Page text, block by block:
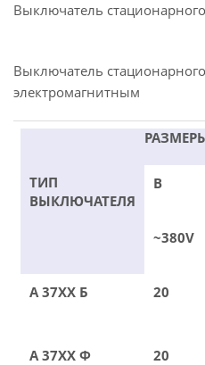
Выключатель
Выключатель
электромагнитным
ТИП
ВЫКЛЮЧАТЕЛЯ
В
~380V
А 37ХХ Б 20
А 37ХХ Ф 20